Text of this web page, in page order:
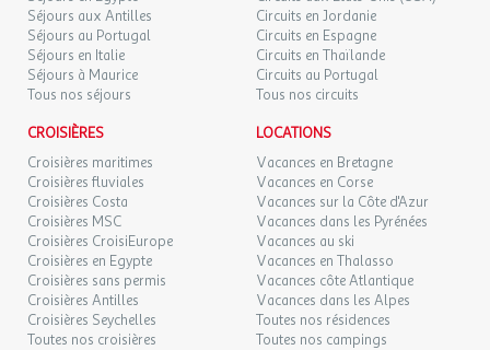
Séjours aux Antilles
Séjours au Portugal
Séjours en Italie
Séjours à Maurice
Tous nos séjours
Circuits en Jordanie
Circuits en Espagne
Circuits en Thaïlande
Circuits au Portugal
Tous nos circuits
CROISIÈRES
Croisières maritimes
Croisières fluviales
Croisières Costa
Croisières MSC
Croisières CroisiEurope
Croisières en Egypte
Croisières sans permis
Croisières Antilles
Croisières Seychelles
Toutes nos croisières
LOCATIONS
Vacances en Bretagne
Vacances en Corse
Vacances sur la Côte d'Azur
Vacances dans les Pyrénées
Vacances au ski
Vacances en Thalasso
Vacances côte Atlantique
Vacances dans les Alpes
Toutes nos résidences
Toutes nos campings